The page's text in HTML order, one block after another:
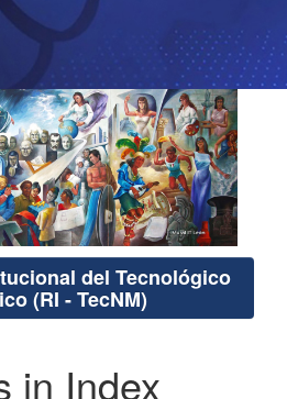
del Tecnológico
(RI - TecNM)
in Index